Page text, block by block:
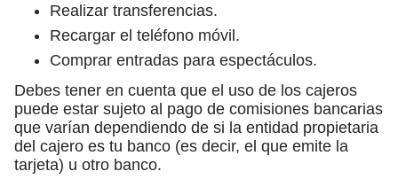
Realizar transferencias.
Recargar el teléfono móvil.
Comprar entradas para espectáculos.
Debes tener en cuenta que el uso de los cajeros
puede estar sujeto al pago de comisiones bancarias
que varían dependiendo de si la entidad propietaria
del cajero es tu banco (es decir, el que emite la
tarjeta) u otro banco.